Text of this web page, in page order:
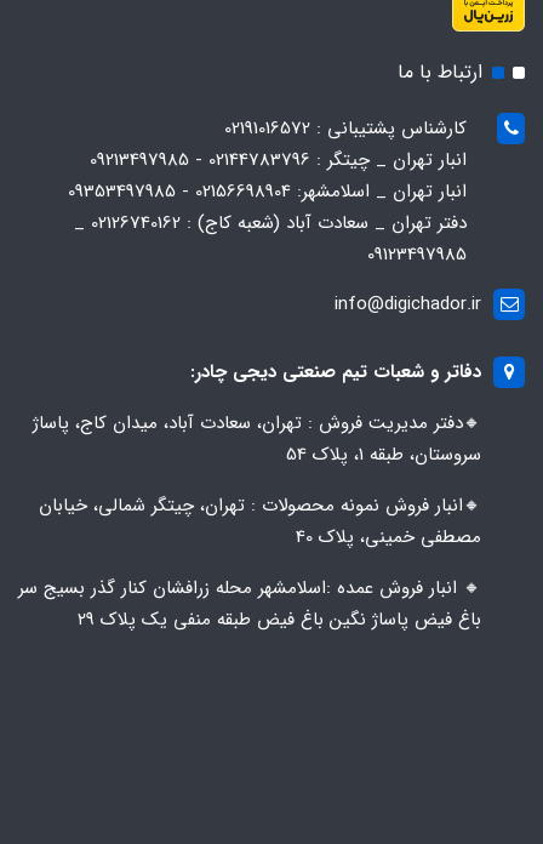
ارتباط با ما
کارشناس پشتیبانی : 02191016572
انبار تهران _ چیتگر : 02144783796 - 09213497985
انبار تهران _ اسلامشهر: 02156698904 - 09353497985
دفتر تهران _ سعادت آباد (شعبه کاج) : 02126740162 _
09123497985
info@digichador.ir
دفاتر و شعبات تیم صنعتی دیجی چادر:
🔸️​​دفتر مدیریت فروش : تهران، سعادت آباد، میدان کاج، پاساژ
سروستان، طبقه 1، پلاک 54
🔸️​​انبار فروش نمونه محصولات : تهران، چیتگر شمالی، خیابان
مصطفی خمینی، پلاک 40
🔸️ انبار فروش عمده :اسلامشهر محله زرافشان کنار گذر بسیج سر
باغ فیض پاساژ نگین باغ فیض طبقه منفی یک پلاک ۲۹